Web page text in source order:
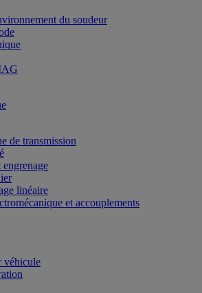
du soudeur
de transmission
linéaire
et accouplements
véhicule